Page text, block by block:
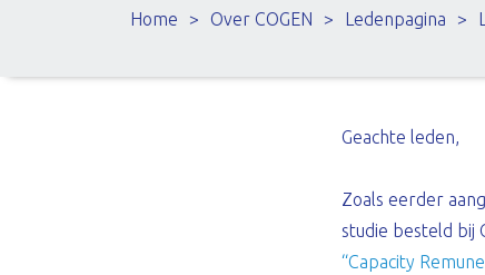
Home > Over COGEN > Ledenpagina >
Geachte leden,
Zoals eerder
studie besteld bij
“Capacity